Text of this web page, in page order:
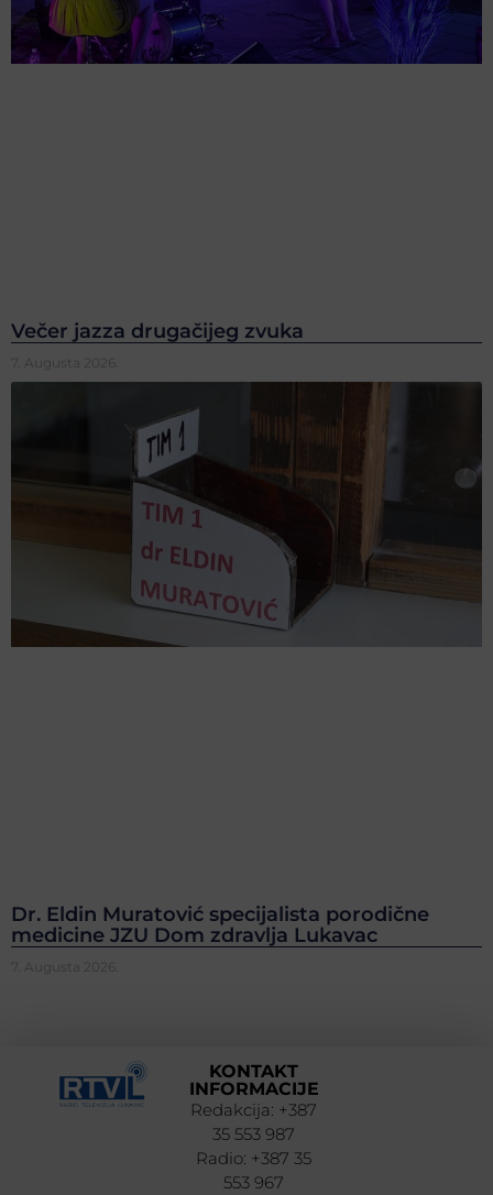
Večer jazza drugačijeg zvuka
7. Augusta 2026.
Dr. Eldin Muratović specijalista porodične
medicine JZU Dom zdravlja Lukavac
7. Augusta 2026.
KONTAKT
INFORMACIJE
Redakcija: +387
35 553 987
Radio: +387 35
553 967